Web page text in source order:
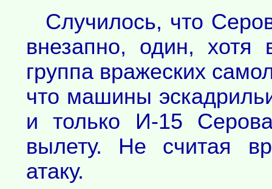
Случилось, что
внезапно, один, хотя
группа вражеских
что машины
и только И-15
вылету. Не считая
атаку.